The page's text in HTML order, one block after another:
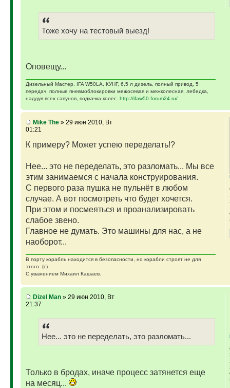
Тоже хочу на тестовый выезд!
Оповещу...
Дизельный Мастер. IFA W50LA, КУНГ, 6,5 л дизель, полный привод, 5
передач, полные пневмоблокировки межосевая и межколесная, лебедка,
наддув всех сапунов, подкачка колес. http://ifaw50.forum24.ru/
Mike The» 29 июн 2010, Вт
01:21
К примеру? Может успею переделать!?
Нее... это не переделать, это разломать... Мы все
этим занимаемся с начала конструирования.
С первого раза пушка не пульнёт в любом
случае. А вот посмотреть что будет хочется.
При этом и посмеяться и проанализировать
слабое звено.
Главное не думать. Это машины для нас, а не
наоборот...
В порту корабль находится в безопасности, но корабли строят не для
этого. (с)
С уважением Михаил Кашаев.
Dizel Man» 29 июн 2010, Вт
21:37
Нее... это не переделать, это разломать...
Только в бродах, иначе процесс затянется еще
на месяц...